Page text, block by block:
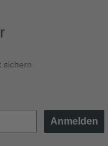
sichern
Anmelden